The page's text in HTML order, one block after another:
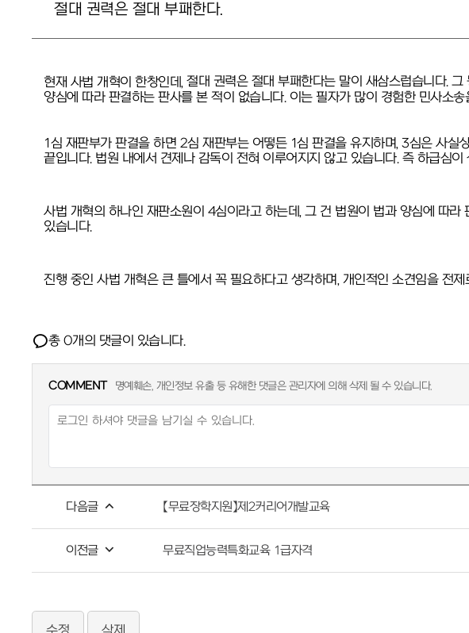
절대 권력은 절대 부패한다.
현재 사법 개혁이 한창인데,절대 권력은 절대 부패한다는 말이 새삼스럽습니다.
양심에 따라 판결하는 판사를 본 적이 없습니다. 이는 필자가 많이 경험한 민사소
1심 재판부가 판결을 하면 2심 재판부는 어떻든 1심 판결을 유지하며, 3심은 사실
끝입니다. 법원 내에서 견제나 감독이 전혀 이루어지지 않고 있습니다. 즉 하급심
사법 개혁의 하나인 재판소원이 4심이라고 하는데, 그 건 법원이 법과 양심에 따라
있습니다.
진행 중인 사법 개혁은 큰 틀에서 꼭 필요하다고 생각하며, 개인적인 소견임을 전
총 0개의 댓글이 있습니다.
COMMENT 명예훼손, 개인정보 유출 등 유해한 댓글은 관리자에 의해 삭제 될 수 있습니다.
다음글 【무료장학지원】제2커리어개발교육
이전글 무료직업능력특화교육 1급자격